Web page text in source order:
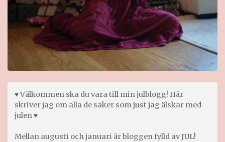
♥ Välkommen ska du vara till min julblogg! Här
skriver jag om alla de saker som just jag älskar med
julen ♥
Mellan augusti och januari är bloggen fylld av JUL!